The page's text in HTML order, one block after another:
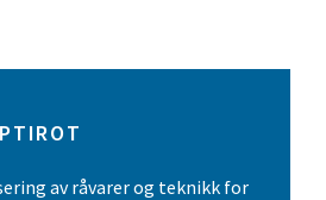
av råvarer og teknikk for